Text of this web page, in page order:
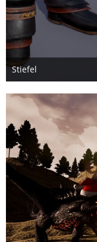
Stiefel
12. März